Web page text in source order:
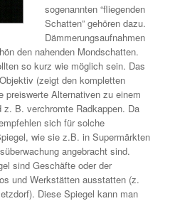
sogenannten “fliegenden
Schatten” gehören dazu.
Dämmerungsaufnahmen
den nahenden Mondschatten.
so kurz wie möglich sein. Das
(zeigt den kompletten
preiswerte Alternativen zu einem
B. verchromte Radkappen. Da
sich für solche
wie sie z.B. in Supermärkten
angebracht sind.
sind Geschäfte oder der
und Werkstätten ausstatten (z.
Diese Spiegel kann man